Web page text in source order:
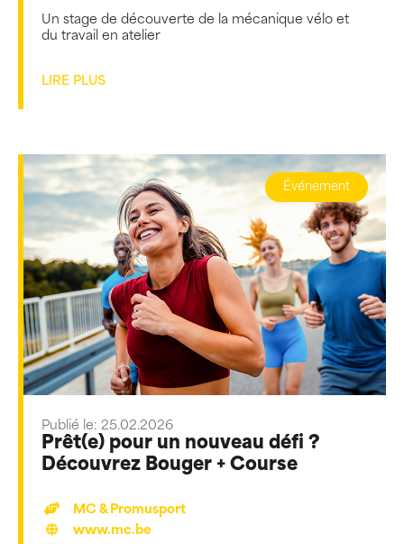
Un stage de découverte de la mécanique vélo et
du travail en atelier
LIRE PLUS
Événement
Publié le: 25.02.2026
Prêt(e) pour un nouveau défi ?
Découvrez Bouger + Course
MC & Promusport
www.mc.be